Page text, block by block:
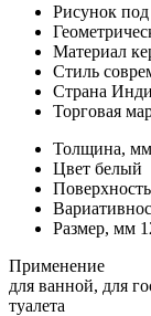
Рисунок
Материал
Стиль
Страна
Торговая
Толщина, мм
Цвет белый
Поверхность
Размер, мм
Применение
для ванной, для
туалета